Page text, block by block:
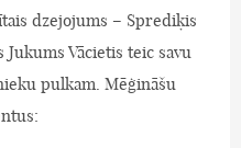
dzejojums – Sprediķis
Vācietis teic savu
pulkam. Mēģināšu